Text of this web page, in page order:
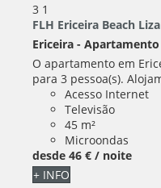
3 1
FLH Ericeira Beach
Ericeira - Apartamento
O apartamento em
para 3 pessoa(s).
Acesso Internet
Televisão
45 m²
Microondas
desde 46 € / noite
+ INFO